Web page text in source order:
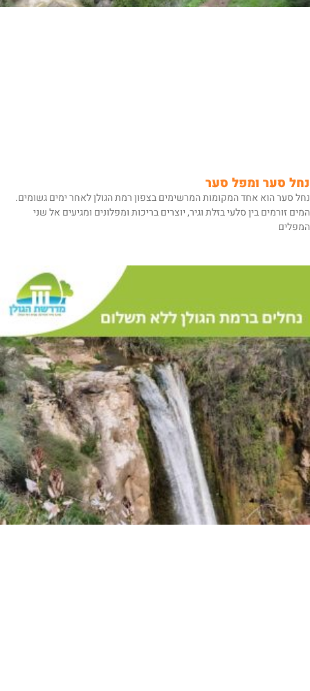
נחל סער ומפל סער
נחל סער הוא אחד המקומות המרשימים בצפון רמת הגולן לאחר ימים גשומים.
המים זורמים בין סלעי בזלת וגיר, יוצרים בריכות ומפלונים ומגיעים אל שני
המפלים